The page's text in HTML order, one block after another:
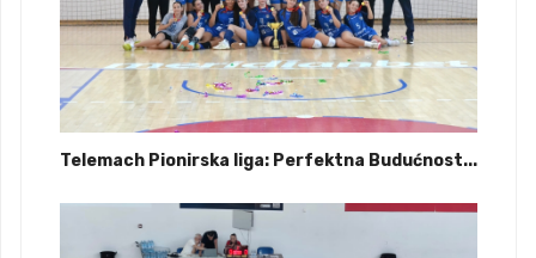
Telemach Pionirska liga: Perfektna Budućnost...